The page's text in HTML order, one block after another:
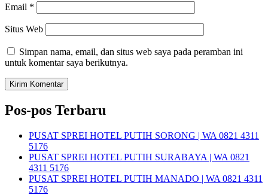
Email *
Situs Web
Simpan nama, email, dan situs web saya pada peramban ini
untuk komentar saya berikutnya.
Pos-pos Terbaru
PUSAT SPREI HOTEL PUTIH SORONG | WA 0821 4311
5176
PUSAT SPREI HOTEL PUTIH SURABAYA | WA 0821
4311 5176
PUSAT SPREI HOTEL PUTIH MANADO | WA 0821 4311
5176